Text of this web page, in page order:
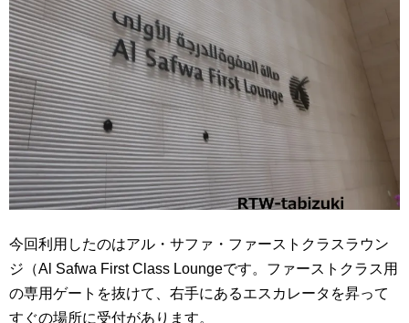
今回利用したのはアル・サファ・ファーストクラスラウン
ジ（Al Safwa First Class Loungeです。ファーストクラス用
の専用ゲートを抜けて、右手にあるエスカレータを昇って
すぐの場所に受付があります。